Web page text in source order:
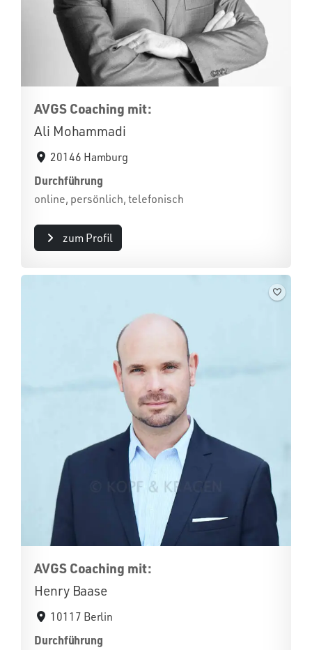
AVGS Coaching mit:
Ali Mohammadi
20146 Hamburg
Durchführung
online, persönlich, telefonisch
zum Profil
AVGS Coaching mit:
Henry Baase
10117 Berlin
Durchführung